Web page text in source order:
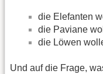
die Elefanten
die Paviane
die Löwen
Und auf die Frage,